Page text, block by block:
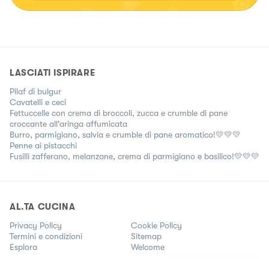
LASCIATI ISPIRARE
Pilaf di bulgur
Cavatelli e ceci
Fettuccelle con crema di broccoli, zucca e crumble di pane
croccante all'aringa affumicata
Burro, parmigiano, salvia e crumble di pane aromatico!💛💛💛
Penne ai pistacchi
Fusilli zafferano, melanzane, crema di parmigiano e basilico!💛💛💛
AL.TA CUCINA
Privacy Policy
Cookie Policy
Termini e condizioni
Sitemap
Esplora
Welcome